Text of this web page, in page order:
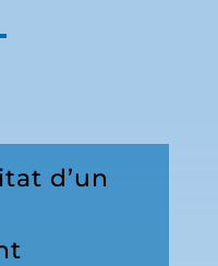
d’un